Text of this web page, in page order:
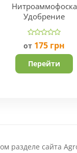
Нитроаммофоска
Удобрение
от 175 грн
Перейти
разделе сайта